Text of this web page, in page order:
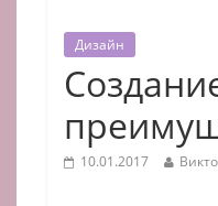
Дизайн
10.01.2017